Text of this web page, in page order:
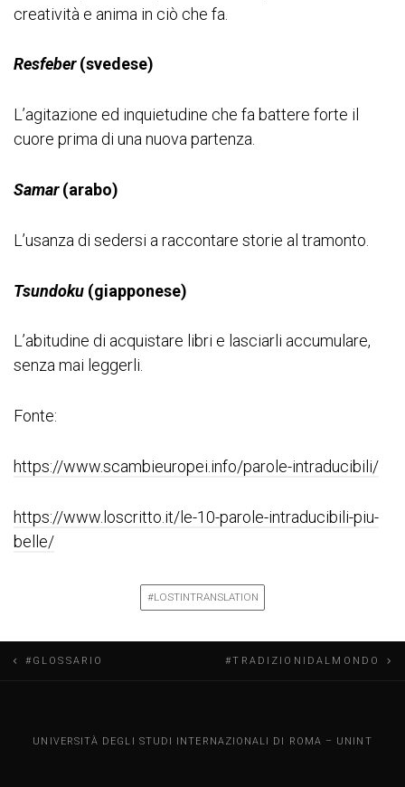
creatività e anima in ciò che fa.
Resfeber(svedese)
L’agitazione ed inquietudine che fa battere forte il
cuore prima di una nuova partenza.
Samar(arabo)
L’usanza di sedersi a raccontare storie al tramonto.
Tsundoku (giapponese)
L’abitudine di acquistare libri e lasciarli accumulare,
senza mai leggerli.
Fonte:
https://www.scambieuropei.info/parole-intraducibili/
https://www.loscritto.it/le-10-parole-intraducibili-piu-
belle/
#LOSTINTRANSLATION
N
#GLOSSARIO #TRADIZIONIDALMONDO
UNINT BLOG
UNIVERSITÀ DEGLI STUDI INTERNAZIONALI DI ROMA – UNINT